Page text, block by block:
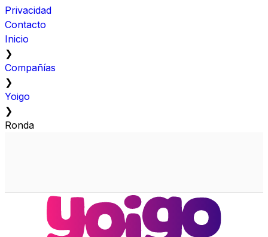
Privacidad
Contacto
Inicio
❯
Compañías
❯
Yoigo
❯
Ronda